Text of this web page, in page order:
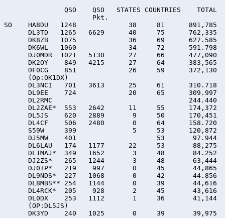
               QSO    QSO   STATES COUNTRIES    TOTAL
                      Pkt.
SO    HA8DU   1248             38     81      891,785
      DL3TD   1265   6629      40     75      762,335
      DK8ZB   1075             36     69      627.585
      DK6WL   1060             34     72      591.798
      DJ0MDR  1021   5130      27     66      477,090
      DK2OY    849   4215      27     64      383,565
      DF0CG    851             26     59      372,130
      (Op:OK1DX)
      DL3NCI   701   3613      25     61      310.718
      DL9EE    724             20     65      309.997
      DL2RMC                                  244.440
      DL2ZAE*  553   2642      11     55      174,372
      DL5JS    620   2889       9     50      170,451
      DL4CF    506   2480       0     64      158.720
      S59W     399              5     53      120,872
      DJ5MW    401                    53       97.944
      DL6LAU   174   1177      22     53       88,275
      DL1MAJ*  349   1652       3     48       84.252
      DJ2ZS*   265   1244       3     48       63,444
      DJ0IP*   219    997       0     45       44,865
      DL9NDS*  227   1068       0     42       44.856
      DL8MBS** 254   1144       0     39       44,616
      DL4RCK*  205    928       2     45       43,616
      DL0DX    253   1112       1     36       41,144
      (OP:DL5JS)
      DK3YD    240   1025       0     39       39,975